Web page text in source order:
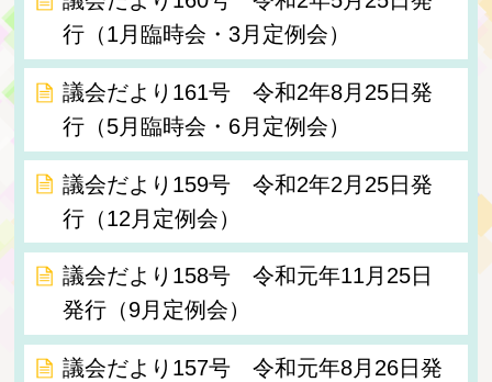
行（1月臨時会・3月定例会）
議会だより161号 令和2年8月25日発
行（5月臨時会・6月定例会）
議会だより159号 令和2年2月25日発
行（12月定例会）
議会だより158号 令和元年11月25日
発行（9月定例会）
議会だより157号 令和元年8月26日発